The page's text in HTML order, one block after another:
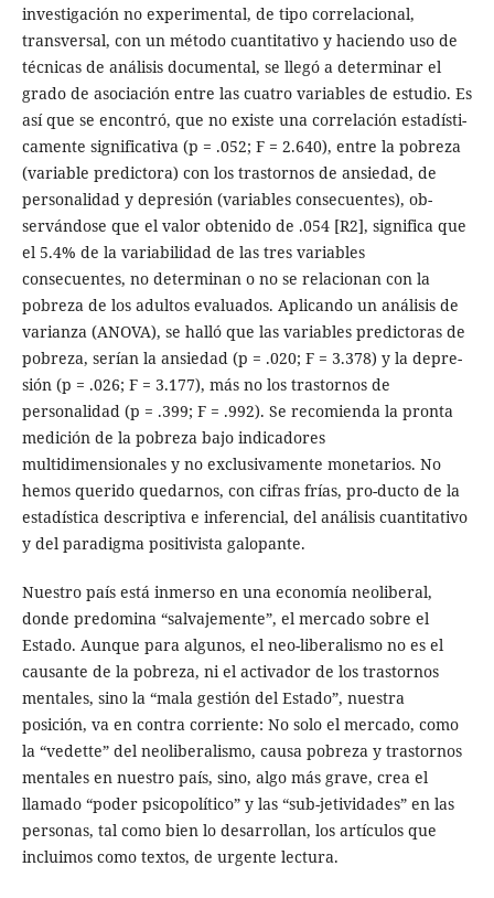
investigación no experimental, de tipo correlacional,
transversal, con un método cuantitativo y haciendo uso de
técnicas de análisis documental, se llegó a determinar el
grado de asociación entre las cuatro variables de estudio. Es
así que se encontró, que no existe una correlación estadísti-
camente significativa (p = .052; F = 2.640), entre la pobreza
(variable predictora) con los trastornos de ansiedad, de
personalidad y depresión (variables consecuentes), ob-
servándose que el valor obtenido de .054 [R2], significa que
el 5.4% de la variabilidad de las tres variables
consecuentes, no determinan o no se relacionan con la
pobreza de los adultos evaluados. Aplicando un análisis de
varianza (ANOVA), se halló que las variables predictoras de
pobreza, serían la ansiedad (p = .020; F = 3.378) y la depre-
sión (p = .026; F = 3.177), más no los trastornos de
personalidad (p = .399; F = .992). Se recomienda la pronta
medición de la pobreza bajo indicadores
multidimensionales y no exclusivamente monetarios. No
hemos querido quedarnos, con cifras frías, pro-ducto de la
estadística descriptiva e inferencial, del análisis cuantitativo
y del paradigma positivista galopante.
Nuestro país está inmerso en una economía neoliberal,
donde predomina “salvajemente”, el mercado sobre el
Estado. Aunque para algunos, el neo-liberalismo no es el
causante de la pobreza, ni el activador de los trastornos
mentales, sino la “mala gestión del Estado”, nuestra
posición, va en contra corriente: No solo el mercado, como
la “vedette” del neoliberalismo, causa pobreza y trastornos
mentales en nuestro país, sino, algo más grave, crea el
llamado “poder psicopolítico” y las “sub-jetividades” en las
personas, tal como bien lo desarrollan, los artículos que
incluimos como textos, de urgente lectura.